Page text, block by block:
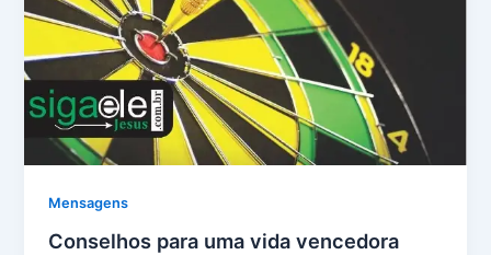
Mensagens
Conselhos para uma vida vencedora